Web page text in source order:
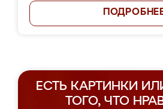
ЕСТЬ КАРТИНКИ
ТОГО, ЧТО